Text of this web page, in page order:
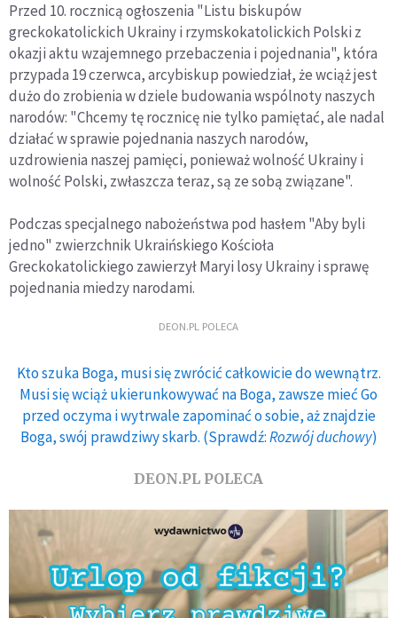
Przed 10. rocznicą ogłoszenia "Listu biskupów
greckokatolickich Ukrainy i rzymskokatolickich Polski z
okazji aktu wzajemnego przebaczenia i pojednania", która
przypada 19 czerwca, arcybiskup powiedział, że wciąż jest
dużo do zrobienia w dziele budowania wspólnoty naszych
narodów: "Chcemy tę rocznicę nie tylko pamiętać, ale nadal
działać w sprawie pojednania naszych narodów,
uzdrowienia naszej pamięci, ponieważ wolność Ukrainy i
wolność Polski, zwłaszcza teraz, są ze sobą związane".
Podczas specjalnego nabożeństwa pod hasłem "Aby byli
jedno" zwierzchnik Ukraińskiego Kościoła
Greckokatolickiego zawierzył Maryi losy Ukrainy i sprawę
pojednania miedzy narodami.
DEON.PL POLECA
Kto szuka Boga, musi się zwrócić całkowicie do wewnątrz.
Musi się wciąż ukierunkowywać na Boga, zawsze mieć Go
przed oczyma i wytrwale zapominać o sobie, aż znajdzie
Boga, swój prawdziwy skarb. (Sprawdź:Rozwój duchowy)
DEON.PL POLECA